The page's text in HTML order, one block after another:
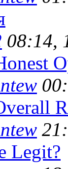
08:14,
Legit?